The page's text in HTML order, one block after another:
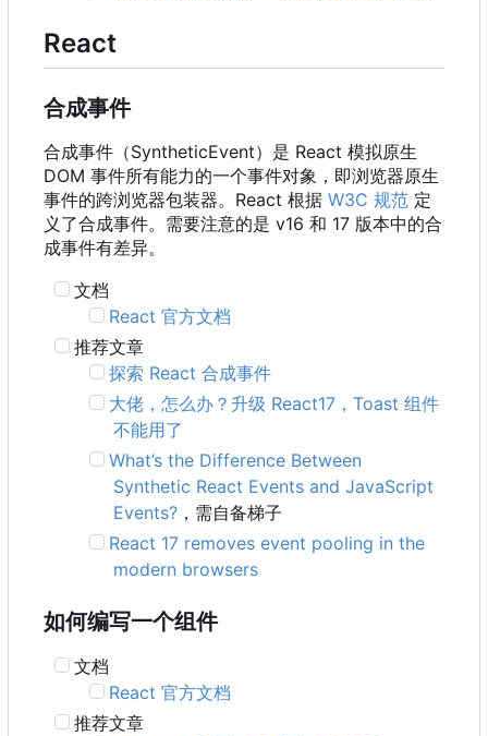
React
合成事件
合成事件 （SyntheticEvent） 是 React 模拟原生
DOM 事件所有能力的一个事件对象 ， 即浏览器原生
事件的跨浏览器包装器。React 根据 W3C 规范 定
义了合成事件。需要注意的是 v16 和 17 版本中的合
成事件有差异。
文档
React 官方文档
推荐文章
探索 React 合成事件
大佬，怎么办？升级 React17 ，Toast 组件
不能用了
What’s the Difference Between
Synthetic React Events and JavaScript
Events? ，需自备梯子
React 17 removes event pooling in the
modern browsers
如何编写一个组件
文档
React 官方文档
推荐文章